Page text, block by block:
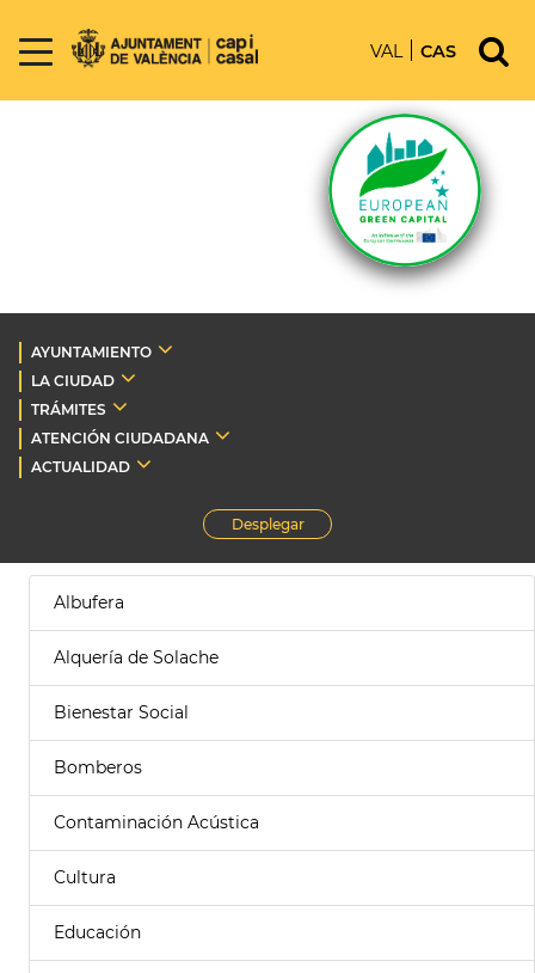
VAL CAS
AYUNTAMIENTO
LA CIUDAD
TRÁMITES
ATENCIÓN CIUDADANA
ACTUALIDAD
Desplegar
Albufera
Alquería de Solache
Bienestar Social
Bomberos
Contaminación Acústica
Cultura
Educación